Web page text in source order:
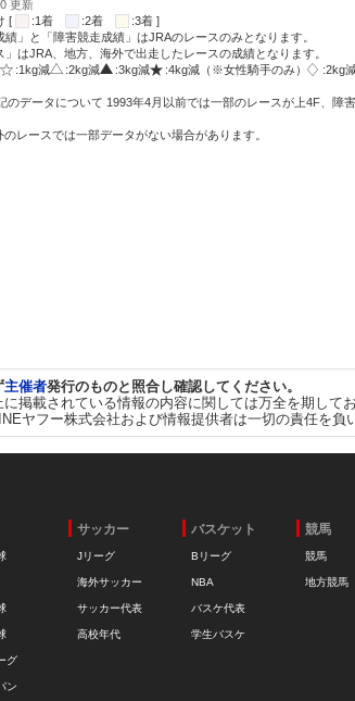
更新
[
:1着 :2着
:3着 ]
」と「障害競走成績」はJRAのレースのみとなります。
はJRA、地方、海外で出走したレースの成績となります。
:1kg減 :2kg減 :3kg減 :4kg減（※女性騎手のみ）
:2kg
のデータについて 1993年4月以前では一部のレースが上4F、障
レースでは一部データがない場合があります。
主催者発行のものと照合し確認してください。
掲載されている情報の内容に関しては万全を期し
ヤフー株式会社および情報提供者は一切の責任を負
グ
ン
サッカー
Jリーグ
海外サッカー
サッカー代表
高校年代
バスケット
Bリーグ
NBA
バスケ代表
学生バスケ
競馬
競馬
地方競馬